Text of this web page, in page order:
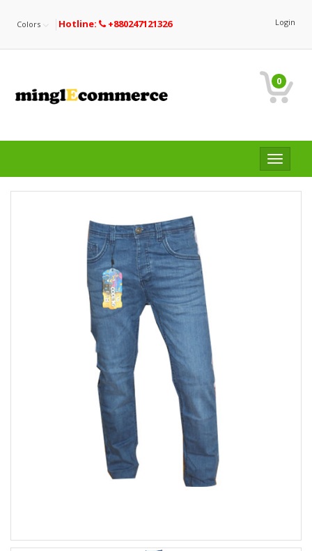
Colors Hotline: +880247121326 Login
0
Toggle